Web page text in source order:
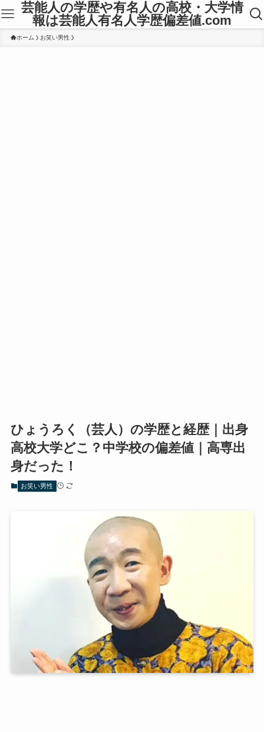
芸能人の学歴や有名人の高校・大学情
報は芸能人有名人学歴偏差値.com
ホーム お笑い男性
ひょうろく（芸人）の学歴と経歴｜出身
高校大学どこ？中学校の偏差値｜高専出
身だった！
お笑い男性